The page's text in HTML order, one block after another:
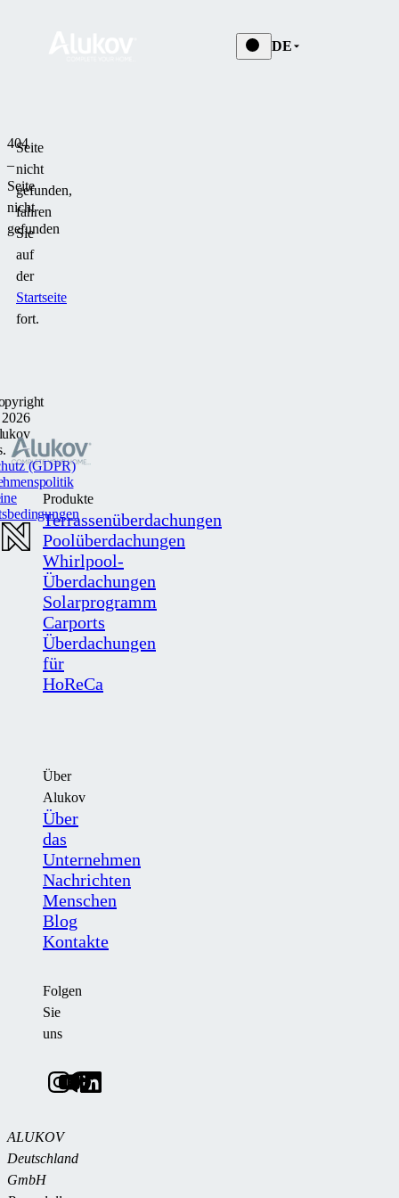
DE
404
–
Seite
nicht
gefunden
Seite
nicht
gefunden,
fahren
Sie
auf
der
Startseite
fort.
Produkte
Terrassenüberdachungen
Poolüberdachungen
Whirlpool-
Überdachungen
Solarprogramm
Carports
Überdachungen
für
HoReCa
Über
Alukov
Über
das
Unternehmen
Nachrichten
Menschen
Blog
Kontakte
Folgen
Sie
uns
ALUKOV
Deutschland
GmbH
(GDPR)